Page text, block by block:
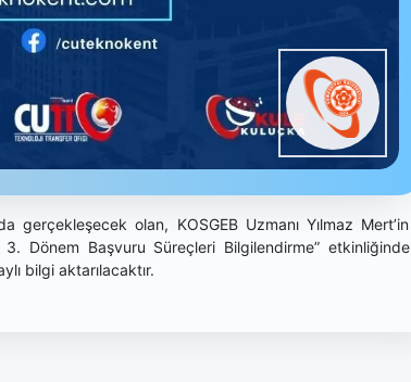
olan, KOSGEB Uzmanı Yılmaz Mert’in
Dönem Başvuru Süreçleri Bilgilendirme” etkinliğinde
bilgi aktarılacaktır.